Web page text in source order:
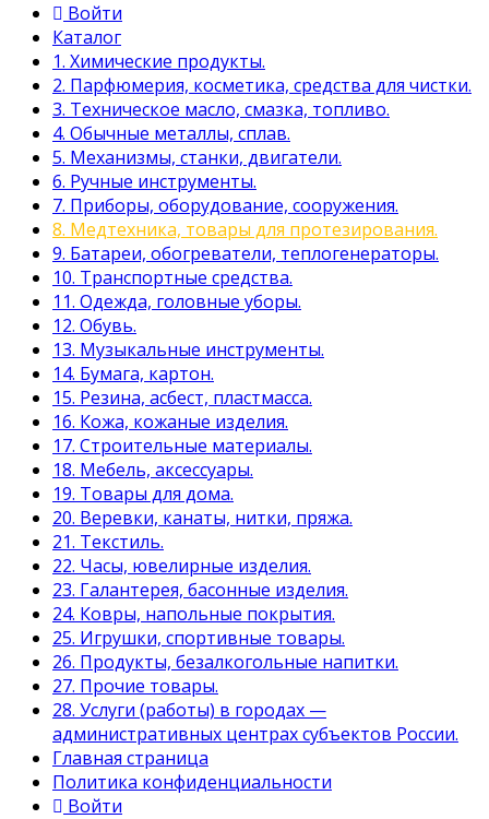
Войти
Каталог
1. Химические продукты.
2. Парфюмерия, косметика, средства для чистки.
3. Техническое масло, смазка, топливо.
4. Обычные металлы, сплав.
5. Механизмы, станки, двигатели.
6. Ручные инструменты.
7. Приборы, оборудование, сооружения.
8. Медтехника, товары для протезирования.
9. Батареи, обогреватели, теплогенераторы.
10. Транспортные средства.
11. Одежда, головные уборы.
12. Обувь.
13. Музыкальные инструменты.
14. Бумага, картон.
15. Резина, асбест, пластмасса.
16. Кожа, кожаные изделия.
17. Строительные материалы.
18. Мебель, аксессуары.
19. Товары для дома.
20. Веревки, канаты, нитки, пряжа.
21. Текстиль.
22. Часы, ювелирные изделия.
23. Галантерея, басонные изделия.
24. Ковры, напольные покрытия.
25. Игрушки, спортивные товары.
26. Продукты, безалкогольные напитки.
27. Прочие товары.
28. Услуги (работы) в городах —
административных центрах субъектов России.
Главная страница
Политика конфиденциальности
Войти